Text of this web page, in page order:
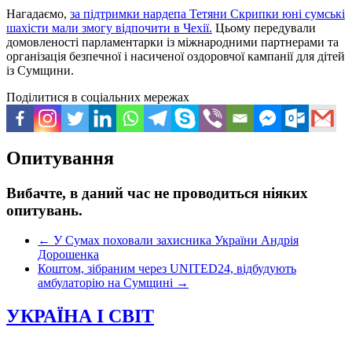
Нагадаємо, за підтримки нардепа Тетяни Скрипки юні сумські
шахісти мали змогу відпочити в Чехії. Цьому передували
домовленості парламентарки із міжнародними партнерами та
організація безпечної і насиченої оздоровчої кампанії для дітей
із Сумщини.
Поділитися в соціальних мережах
Опитування
Вибачте, в даний час не проводиться ніяких
опитувань.
← У Сумах поховали захисника України Андрія
Дорошенка
Коштом, зібраним через UNITED24, відбудують
амбулаторію на Сумщині →
УКРАЇНА І СВІТ